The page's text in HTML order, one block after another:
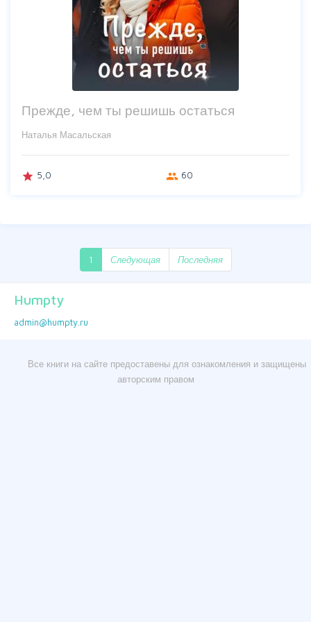
Прежде, чем ты решишь остаться
Наталья Масальская
grade 5,0 group 60
1 Следующая Последняя
Humpty
admin@humpty.ru
Все книги на сайте предоставены для ознакомления и защищены
авторским правом